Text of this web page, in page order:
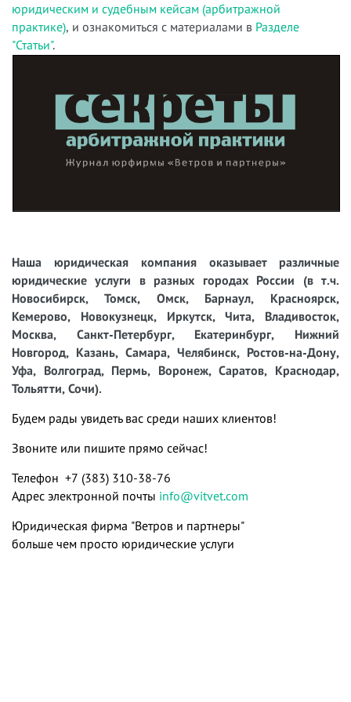
юридическим и судебным кейсам (арбитражной
практике), и ознакомиться с материалами в Разделе
"Статьи".
Наша юридическая компания оказывает различные
юридические услуги в разных городах России (в т.ч.
Новосибирск, Томск, Омск, Барнаул, Красноярск,
Кемерово, Новокузнецк, Иркутск, Чита, Владивосток,
Москва, Санкт-Петербург, Екатеринбург, Нижний
Новгород, Казань, Самара, Челябинск, Ростов-на-Дону,
Уфа, Волгоград, Пермь, Воронеж, Саратов, Краснодар,
Тольятти, Сочи).
Будем рады увидеть вас среди наших клиентов!
Звоните или пишите прямо сейчас!
Телефон +7 (383) 310-38-76
Адрес электронной почты info@vitvet.com
Юридическая фирма "Ветров и партнеры"
больше чем просто юридические услуги